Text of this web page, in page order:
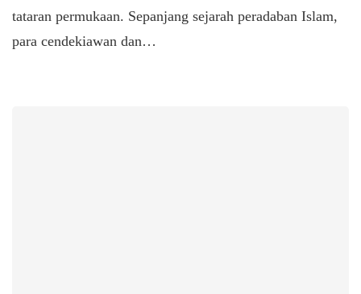
tataran permukaan. Sepanjang sejarah peradaban Islam,
para cendekiawan dan…